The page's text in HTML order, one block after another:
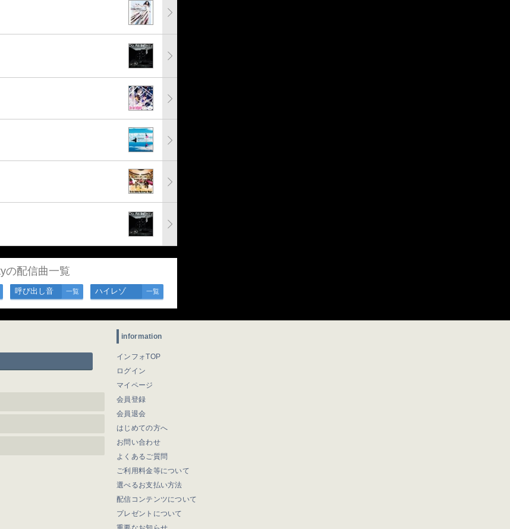
の配信曲一覧
呼び出し音 一覧 ハイレゾ 一覧
information
インフォTOP
ログイン
マイページ
会員登録
会員退会
はじめての方へ
お問い合わせ
よくあるご質問
ご利用料金等について
選べるお支払い方法
配信コンテンツについて
プレゼントについて